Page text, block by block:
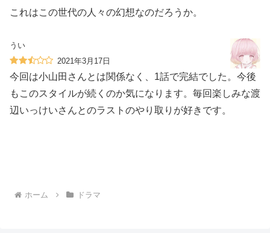
これはこの世代の人々の幻想なのだろうか。
うい
2021年3月17日
今回は小山田さんとは関係なく、1話で完結でした。今後
もこのスタイルが続くのか気になります。毎回楽しみな渡
辺いっけいさんとのラストのやり取りが好きです。
ホーム ドラマ